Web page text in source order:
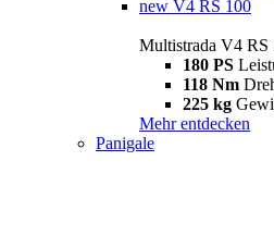
new V4 RS 100
Multistrada V4 RS
180 PS
118 Nm
225 kg
Mehr entdecken
Panigale